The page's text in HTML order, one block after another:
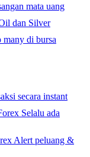
mata uang
dan Silver
many di bursa
secara instant
Selalu ada
Alert peluang &